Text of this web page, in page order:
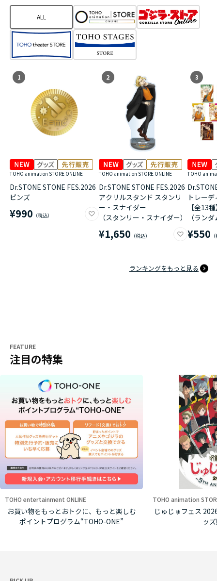
ALL
1
TOHO animation STORE ONLINE
Dr.STONE STONE FES.2026
ピンズ
¥990
2
TOHO animation STORE ONLINE
Dr.STONE STONE FES.2026
アクリルスタンド スタンリ
ー・スナイダー
（スタンリー・スナイダー）
¥1,650
3
TOHO
トレー
【全13
（ラン
¥550
ランキングをもっと見る
FEATURE
注目の特集
TOHO entertainment ONLINE
お買い物をもっとおトクに、もっと楽しむ
ポイントプログラム“TOHO-ONE”
TOHO animation
じゅじゅフェス
ッ